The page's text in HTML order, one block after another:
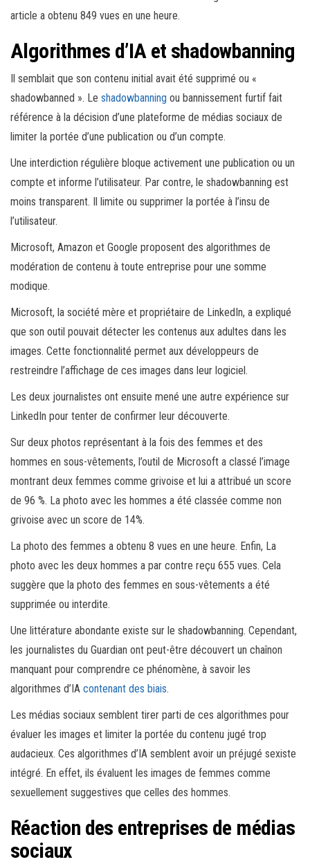
article a obtenu 849 vues en une heure.
Algorithmes d’IA et shadowbanning
Il semblait que son contenu initial avait été supprimé ou «
shadowbanned ». Le shadowbanning ou bannissement furtif fait
référence à la décision d’une plateforme de médias sociaux de
limiter la portée d’une publication ou d’un compte.
Une interdiction régulière bloque activement une publication ou un
compte et informe l’utilisateur. Par contre, le shadowbanning est
moins transparent. Il limite ou supprimer la portée à l’insu de
l’utilisateur.
Microsoft, Amazon et Google proposent des algorithmes de
modération de contenu à toute entreprise pour une somme
modique.
Microsoft, la société mère et propriétaire de LinkedIn, a expliqué
que son outil pouvait détecter les contenus aux adultes dans les
images. Cette fonctionnalité permet aux développeurs de
restreindre l’affichage de ces images dans leur logiciel.
Les deux journalistes ont ensuite mené une autre expérience sur
LinkedIn pour tenter de confirmer leur découverte.
Sur deux photos représentant à la fois des femmes et des
hommes en sous-vêtements, l’outil de Microsoft a classé l’image
montrant deux femmes comme grivoise et lui a attribué un score
de 96 %. La photo avec les hommes a été classée comme non
grivoise avec un score de 14%.
La photo des femmes a obtenu 8 vues en une heure. Enfin, La
photo avec les deux hommes a par contre reçu 655 vues. Cela
suggère que la photo des femmes en sous-vêtements a été
supprimée ou interdite.
Une littérature abondante existe sur le shadowbanning. Cependant,
les journalistes du Guardian ont peut-être découvert un chaînon
manquant pour comprendre ce phénomène, à savoir les
algorithmes d’IA contenant des biais.
Les médias sociaux semblent tirer parti de ces algorithmes pour
évaluer les images et limiter la portée du contenu jugé trop
audacieux. Ces algorithmes d’IA semblent avoir un préjugé sexiste
intégré. En effet, ils évaluent les images de femmes comme
sexuellement suggestives que celles des hommes.
Réaction des entreprises de médias
sociaux